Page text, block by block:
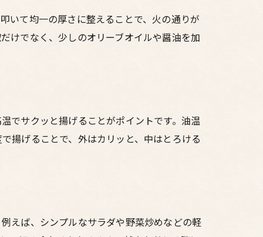
いて均一の厚さに整えることで、火の通りが
けでなく、少しのオリーブオイルや醤油を加
でサクッと揚げることがポイントです。油温
揚げることで、外はカリッと、中はとろける
えば、シンプルなサラダや野菜炒めなどの軽